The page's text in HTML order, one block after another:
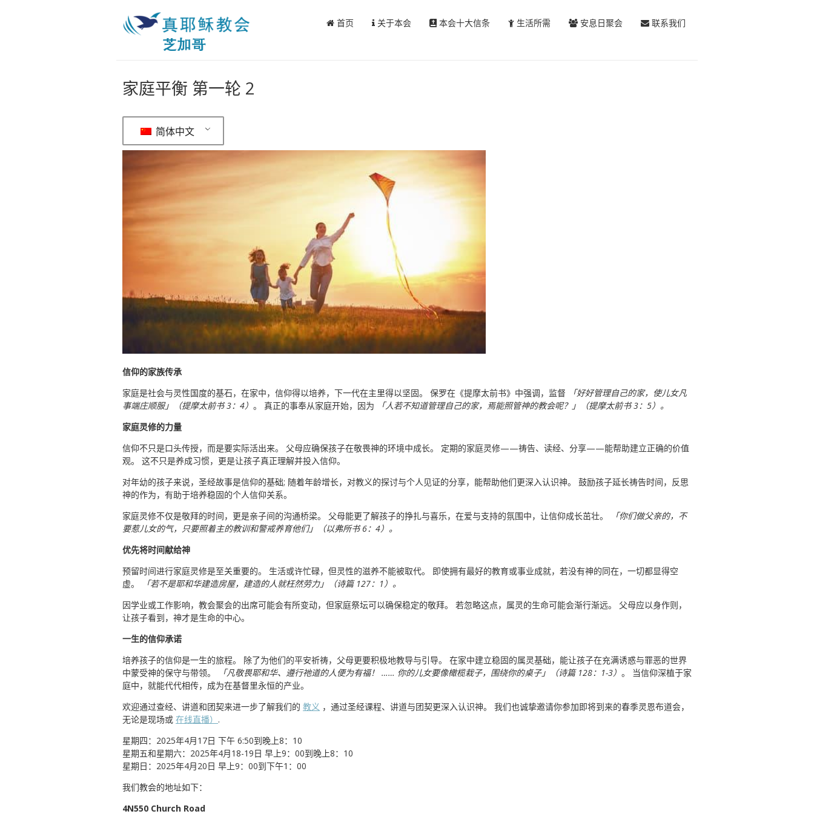
首页 关于本会 本会十大信条 生活所需 安息日聚会 联系我们
家庭平衡 第一轮 2
简体中文
信仰的家族传承
家庭是社会与灵性国度的基石，在家中，信仰得以培养，下一代在主里得以坚固。 保罗在《提摩太前书》中强调，监督
「好好管理自己的家，使儿女凡
事端庄顺服」（提摩太前书 3：4） 。 真正的事奉从家庭开始，因为
「人若不知道管理自己的家，焉能照管神的教会呢？」（提摩太前书 3：5）。
家庭灵修的力量
信仰不只是口头传授，而是要实际活出来。 父母应确保孩子在敬畏神的环境中成长。 定期的家庭灵修——祷告、读经、分享——能帮助建立正确的价值
观。 这不只是养成习惯，更是让孩子真正理解并投入信仰。
对年幼的孩子来说，圣经故事是信仰的基础; 随着年龄增长，对教义的探讨与个人见证的分享，能帮助他们更深入认识神。 鼓励孩子延长祷告时间，反思
神的作为，有助于培养稳固的个人信仰关系。
家庭灵修不仅是敬拜的时间，更是亲子间的沟通桥梁。 父母能更了解孩子的挣扎与喜乐，在爱与支持的氛围中，让信仰成长茁壮。
「你们做父亲的，不
要惹儿女的气，只要照着主的教训和警戒养育他们」（以弗所书 6：4）。
优先将时间献给神
预留时间进行家庭灵修是至关重要的。 生活或许忙碌，但灵性的滋养不能被取代。 即使拥有最好的教育或事业成就，若没有神的同在，一切都显得空
虚。
「若不是耶和华建造房屋，建造的人就枉然劳力」（诗篇 127：1）。
因学业或工作影响，教会聚会的出席可能会有所变动，但家庭祭坛可以确保稳定的敬拜。 若忽略这点，属灵的生命可能会渐行渐远。 父母应以身作则，
让孩子看到，神才是生命的中心。
一生的信仰承诺
培养孩子的信仰是一生的旅程。 除了为他们的平安祈祷，父母更要积极地教导与引导。 在家中建立稳固的属灵基础，能让孩子在充满诱惑与罪恶的世界
中蒙受神的保守与带领。
「凡敬畏耶和华、遵行祂道的人便为有福！ …… 你的儿女要像橄榄栽子，围绕你的桌子」（诗篇 128：1-3） 。 当信仰深植于家
庭中，就能代代相传，成为在基督里永恒的产业。
欢迎通过查经、讲道和团契来进一步了解我们的 教义 ，通过圣经课程、讲道与团契更深入认识神。 我们也诚挚邀请你参加即将到来的春季灵恩布道会，
无论是现场或 在线直播） .
星期四：2025年4月17日 下午 6:50到晚上8：10
星期五和星期六：2025年4月18-19日 早上9：00到晚上8：10
星期日：2025年4月20日 早上9：00到下午1：00
我们教会的地址如下：
4N550 Church Road